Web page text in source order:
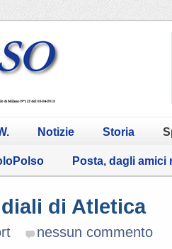
Notizie Storia
Posta, dagli amici
di Atletica
nessun commento